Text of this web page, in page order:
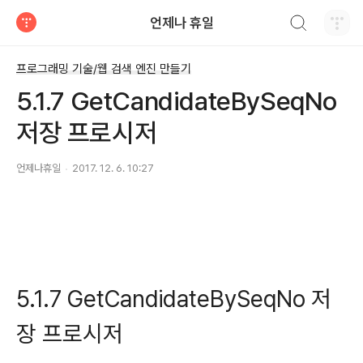
언제나 휴일
프로그래밍 기술/웹 검색 엔진 만들기
5.1.7 GetCandidateBySeqNo
저장 프로시저
언제나휴일 2017. 12. 6. 10:27
5.1.7 GetCandidateBySeqNo 저
장 프로시저